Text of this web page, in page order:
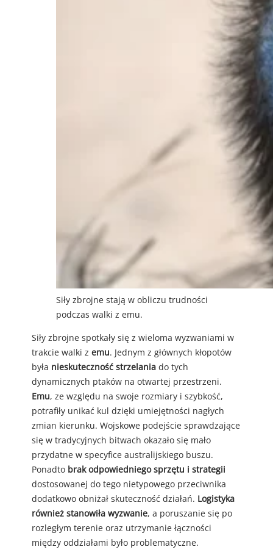
Siły zbrojne stają w obliczu trudności
podczas walki z emu.
Siły zbrojne spotkały się z wieloma wyzwaniami w
trakcie walki z emu. Jednym z głównych kłopotów
była nieskuteczność strzelania do tych
dynamicznych ptaków na otwartej przestrzeni.
Emu, ze względu na swoje rozmiary i szybkość,
potrafiły unikać kul dzięki umiejętności nagłych
zmian kierunku. Wojskowe podejście sprawdzające
się w tradycyjnych bitwach okazało się mało
przydatne w specyfice australijskiego buszu.
Ponadto brak odpowiedniego sprzętu i strategii
dostosowanej do tego nietypowego przeciwnika
dodatkowo obniżał skuteczność działań. Logistyka
również stanowiła wyzwanie, a poruszanie się po
rozległym terenie oraz utrzymanie łączności
między oddziałami było problematyczne.